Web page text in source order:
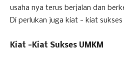
usaha nya terus berjalan dan
Di perlukan juga kiat - kiat sukses
Kiat -Kiat Sukses UMKM